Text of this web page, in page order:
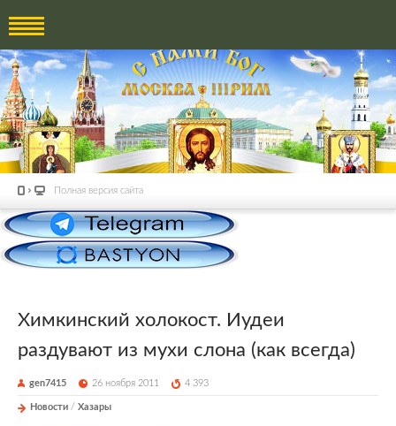
Полная версия сайта
Химкинский холокост. Иудеи
раздувают из мухи слона (как всегда)
gen7415 26 ноября 2011 4 393
Новости / Хазары